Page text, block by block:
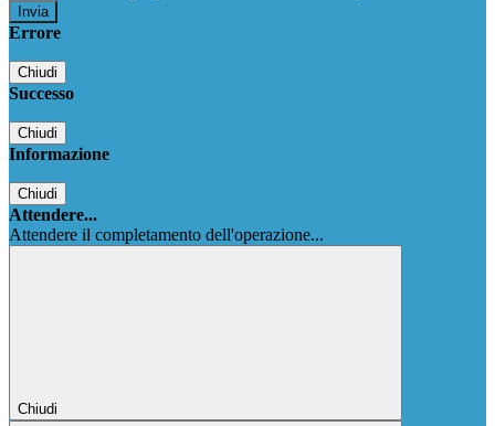
Errore
Chiudi
Successo
Chiudi
Informazione
Chiudi
Attendere...
Attendere il completamento dell'operazione...
Chiudi